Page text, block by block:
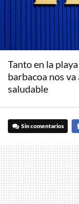
Tanto en la
barbacoa nos
saludable
Sin comentarios